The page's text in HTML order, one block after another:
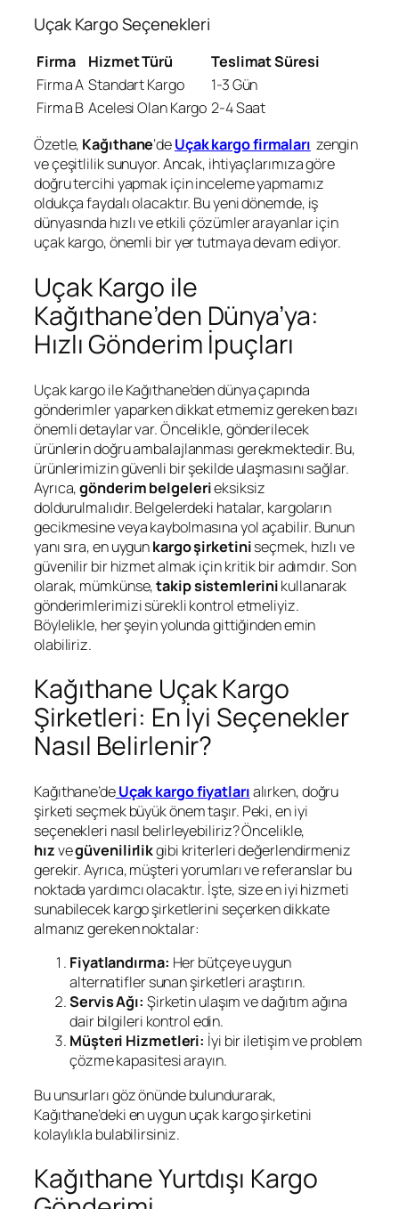
Uçak Kargo Seçenekleri
Firma Hizmet Türü
Teslimat Süresi
Firma A Standart Kargo
1-3 Gün
Firma B Acelesi Olan Kargo 2-4 Saat
Özetle, Kağıthane‘deUçak kargo firmaları zengin
ve çeşitlilik sunuyor. Ancak, ihtiyaçlarımıza göre
doğru tercihi yapmak için inceleme yapmamız
oldukça faydalı olacaktır. Bu yeni dönemde, iş
dünyasında hızlı ve etkili çözümler arayanlar için
uçak kargo, önemli bir yer tutmaya devam ediyor.
Uçak Kargo ile
Kağıthane’den Dünya’ya:
Hızlı Gönderim İpuçları
Uçak kargo ile Kağıthane’den dünya çapında
gönderimler yaparken dikkat etmemiz gereken bazı
önemli detaylar var. Öncelikle, gönderilecek
ürünlerin doğru ambalajlanması gerekmektedir. Bu,
ürünlerimizin güvenli bir şekilde ulaşmasını sağlar.
Ayrıca,gönderim belgelerieksiksiz
doldurulmalıdır. Belgelerdeki hatalar, kargoların
gecikmesine veya kaybolmasına yol açabilir. Bunun
yanı sıra, en uygunkargo şirketiniseçmek, hızlı ve
güvenilir bir hizmet almak için kritik bir adımdır. Son
olarak, mümkünse,takip sistemlerinikullanarak
gönderimlerimizi sürekli kontrol etmeliyiz.
Böylelikle, her şeyin yolunda gittiğinden emin
olabiliriz.
Kağıthane Uçak Kargo
Şirketleri: En İyi Seçenekler
Nasıl Belirlenir?
Kağıthane’deUçak kargo fiyatlarıalırken, doğru
şirketi seçmek büyük önem taşır. Peki, en iyi
seçenekleri nasıl belirleyebiliriz? Öncelikle,
hızvegüvenilirlikgibi kriterleri değerlendirmeniz
gerekir. Ayrıca, müşteri yorumları ve referanslar bu
noktada yardımcı olacaktır. İşte, size en iyi hizmeti
sunabilecek kargo şirketlerini seçerken dikkate
almanız gereken noktalar:
Fiyatlandırma: Her bütçeye uygun
alternatifler sunan şirketleri araştırın.
Servis Ağı: Şirketin ulaşım ve dağıtım ağına
dair bilgileri kontrol edin.
Müşteri Hizmetleri: İyi bir iletişim ve problem
çözme kapasitesi arayın.
Bu unsurları göz önünde bulundurarak,
Kağıthane’deki en uygun uçak kargo şirketini
kolaylıkla bulabilirsiniz.
Kağıthane Yurtdışı Kargo